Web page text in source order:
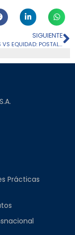
SIGUIENTE
MILLONARIOS VS EQUIDAD: POSTALES DEL PRIMER TRIUNFO EN CASA
Prácticas